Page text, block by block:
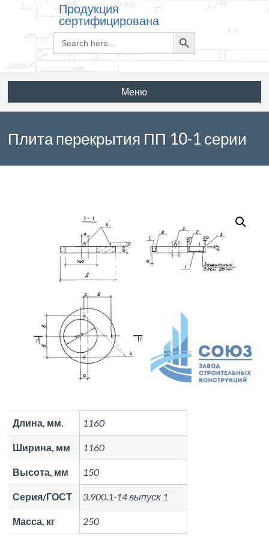
Продукция
сертифицирована
Search
for:
Search
Button
Меню
Плита перекрытия ПП 10-1 серии
Длина, мм. 1160
Ширина, мм 1160
Высота, мм 150
Серия/ГОСТ 3.900.1-14 выпуск 1
Масса, кг 250